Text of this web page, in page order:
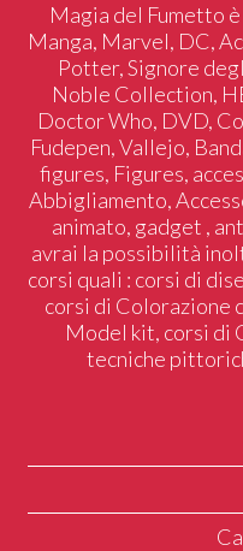
Magia del Fumetto
Manga, Marvel, DC,
Potter, Signore
Noble Collection,
Doctor Who, DVD,
Fudepen, Vallejo,
figures, Figures,
Abbigliamento,
animato, gadget ,
avrai la possibilità
corsi quali : corsi di
corsi di Colorazione
Model kit, corsi di
tecniche